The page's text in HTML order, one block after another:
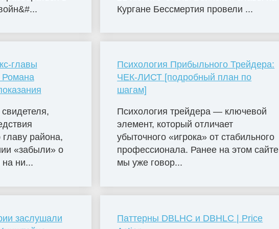
главы
Романа
района,
«забыли» о
на ни...
заслушали
Кургане Бессмертия провели ...
Психология Прибыльного Трейдера:
ЧЕК-ЛИСТ [подробный план по
шагам]
Психология трейдера — ключевой
элемент, который отличает
убыточного «игрока» от стабильного
профессионала. Ранее на этом сайте
мы уже говор...
Паттерны DBLHC и DBHLC | Price